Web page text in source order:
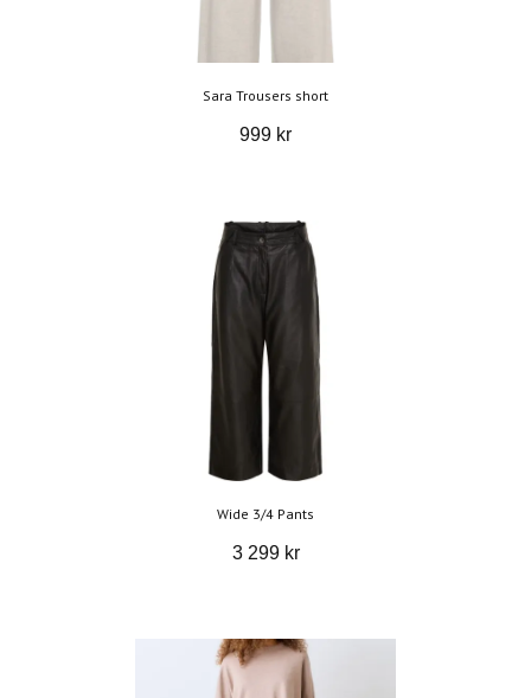
Sara Trousers short
999 kr
Wide 3/4 Pants
3 299 kr